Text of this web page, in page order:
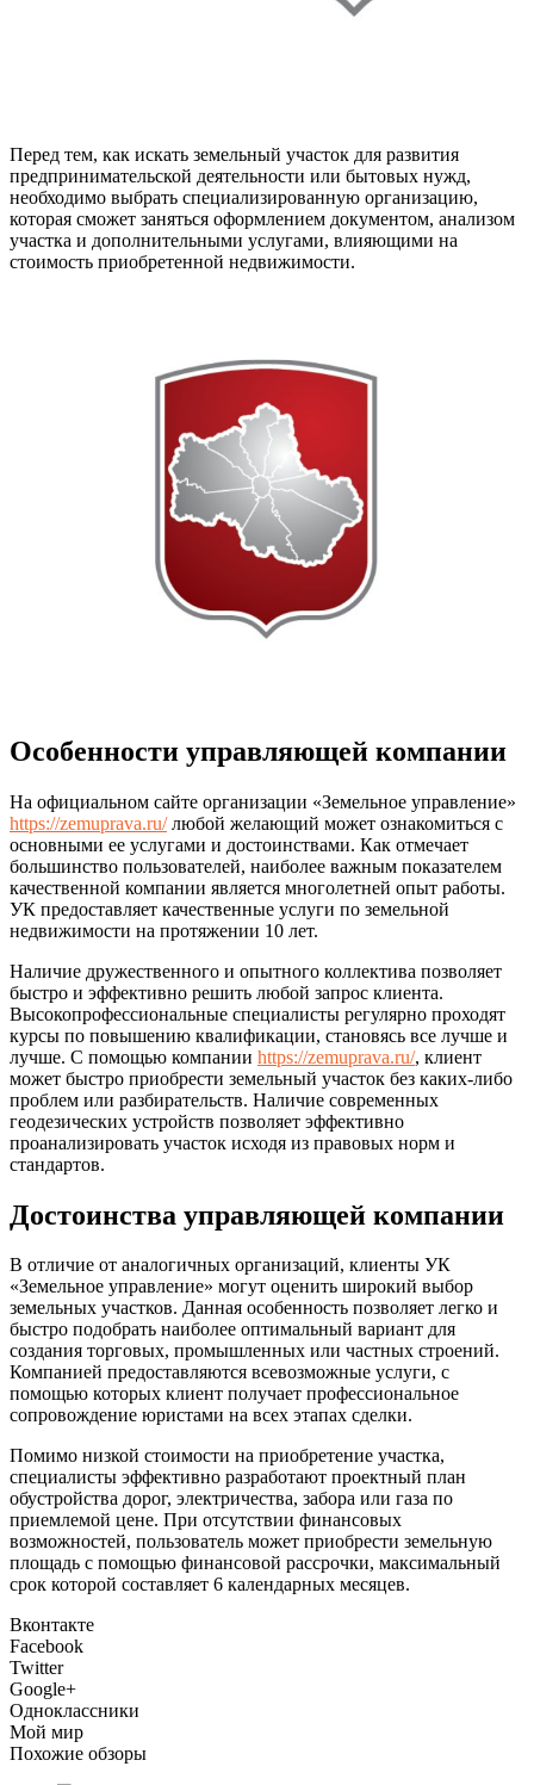
Перед тем, как искать земельный участок для развития
предпринимательской деятельности или бытовых нужд,
необходимо выбрать специализированную организацию,
которая сможет заняться оформлением документом, анализом
участка и дополнительными услугами, влияющими на
стоимость приобретенной недвижимости.
Особенности управляющей компании
На официальном сайте организации «Земельное управление»
https://zemuprava.ru/любой желающий может ознакомиться с
основными ее услугами и достоинствами. Как отмечает
большинство пользователей, наиболее важным показателем
качественной компании является многолетней опыт работы.
УК предоставляет качественные услуги по земельной
недвижимости на протяжении 10 лет.
Наличие дружественного и опытного коллектива позволяет
быстро и эффективно решить любой запрос клиента.
Высокопрофессиональные специалисты регулярно проходят
курсы по повышению квалификации, становясь все лучше и
лучше. С помощью компании https://zemuprava.ru/, клиент
может быстро приобрести земельный участок без каких-либо
проблем или разбирательств. Наличие современных
геодезических устройств позволяет эффективно
проанализировать участок исходя из правовых норм и
стандартов.
Достоинства управляющей компании
В отличие от аналогичных организаций, клиенты УК
«Земельное управление» могут оценить широкий выбор
земельных участков. Данная особенность позволяет легко и
быстро подобрать наиболее оптимальный вариант для
создания торговых, промышленных или частных строений.
Компанией предоставляются всевозможные услуги, с
помощью которых клиент получает профессиональное
сопровождение юристами на всех этапах сделки.
Помимо низкой стоимости на приобретение участка,
специалисты эффективно разработают проектный план
обустройства дорог, электричества, забора или газа по
приемлемой цене. При отсутствии финансовых
возможностей, пользователь может приобрести земельную
площадь с помощью финансовой рассрочки, максимальный
срок которой составляет 6 календарных месяцев.
Вконтакте
Facebook
Twitter
Google+
Одноклассники
Мой мир
Похожие обзоры